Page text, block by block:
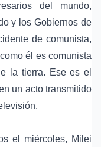
del mundo,
y los Gobiernos de
de comunista,
él es comunista
la tierra. Ese es el
un acto transmitido
el miércoles, Milei